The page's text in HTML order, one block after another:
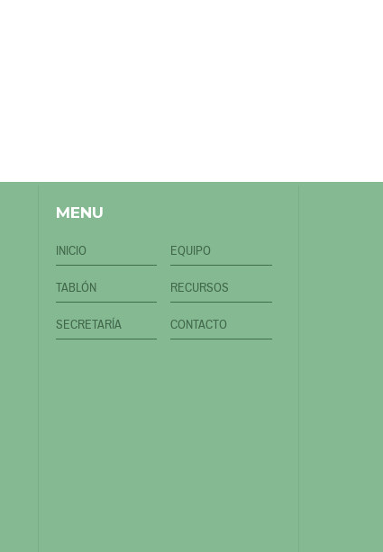
MENU
INICIO EQUIPO
TABLÓN RECURSOS
SECRETARÍA CONTACTO